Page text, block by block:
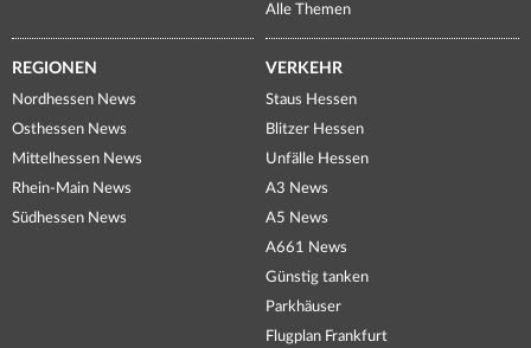
Alle Themen
REGIONEN
Nordhessen News
Osthessen News
Mittelhessen News
Rhein-Main News
Südhessen News
VERKEHR
Staus Hessen
Blitzer Hessen
Unfälle Hessen
A3 News
A5 News
A661 News
Günstig tanken
Parkhäuser
Flugplan Frankfurt